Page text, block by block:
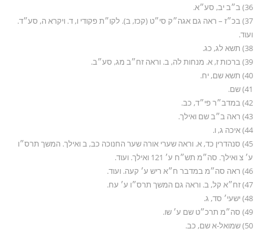
36) ב״ב יב, סע״א.
37) בכ״ז – ראה גם אגה״ק סי״ט (קכז, ב). לקו״ת פקודי ו, ד. ויקרא ה, סע״ד.
ועוד.
38) תשא לג, כג.
39) ברכות ז, א. מנחות לה, ב. וראה זח״ב מג, סע״ב.
40) תשא שם, יח.
41) שם.
42) במדב״ר פי״ד, כב.
43) ראה ב״ב שם ואילך.
44) איכה ג, ו.
45) סנהדרין כד, א. וראה שערי אורה שער החנוכה כב, ב ואילך. המשך תרס״ו
ע׳ צ ואילך. סה״מ תש״ח ע׳ 121 ואילך. ועוד.
46) ראה סה״מ במדבר ח״א ריש ע׳ קעה. ועוד.
47) זח״א קל, ב. וראה גם המשך תרס״ו ע׳ עח.
48) ישעי׳ סד, ג.
49) סה״מ תרכ״ט שם ע׳ שו.
50) שמואל-א שם, כב.